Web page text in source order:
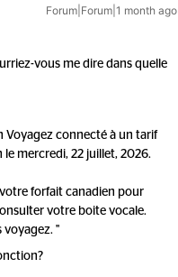
Forum|Forum|1 month ago
vous me dire dans quelle
Voyagez connecté à un tarif
le mercredi, 22 juillet, 2026.
forfait canadien pour
votre boite vocale.
voyagez. "